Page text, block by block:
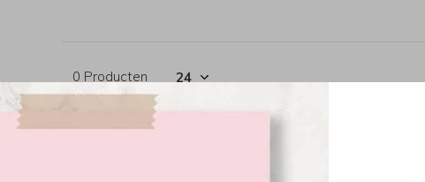
0 Producten